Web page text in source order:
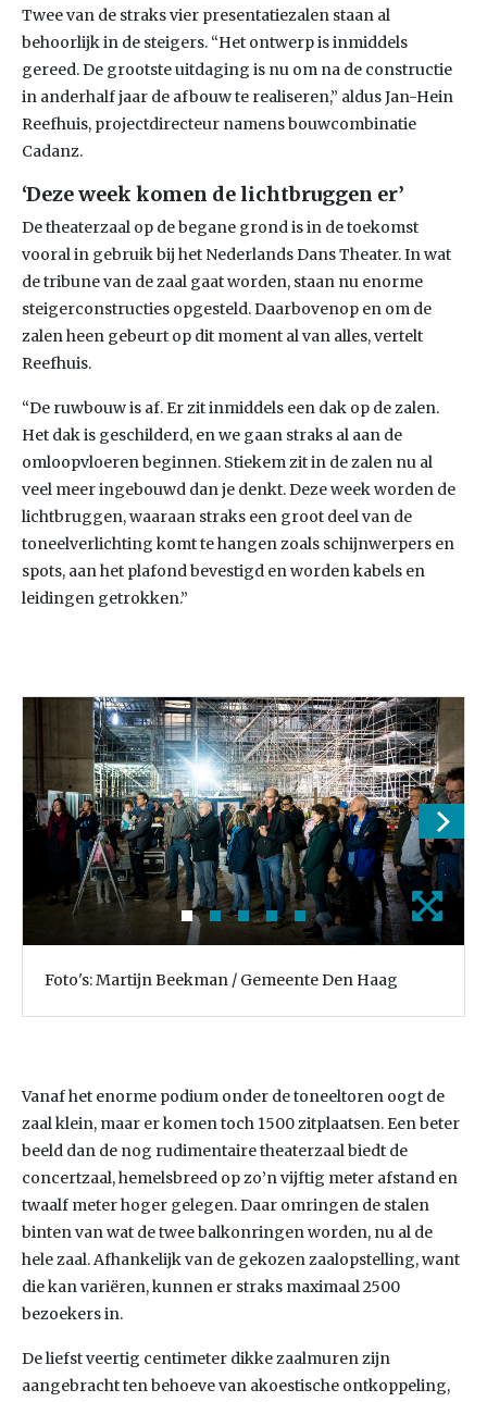
Twee van de straks vier presentatiezalen staan al
behoorlijk in de steigers. “Het ontwerp is inmiddels
gereed. De grootste uitdaging is nu om na de constructie
in anderhalf jaar de afbouw te realiseren,” aldus Jan-Hein
Reefhuis, projectdirecteur namens bouwcombinatie
Cadanz.
‘Deze week komen de lichtbruggen er’
De theaterzaal op de begane grond is in de toekomst
vooral in gebruik bij het Nederlands Dans Theater. In wat
de tribune van de zaal gaat worden, staan nu enorme
steigerconstructies opgesteld. Daarbovenop en om de
zalen heen gebeurt op dit moment al van alles, vertelt
Reefhuis.
“De ruwbouw is af. Er zit inmiddels een dak op de zalen.
Het dak is geschilderd, en we gaan straks al aan de
omloopvloeren beginnen. Stiekem zit in de zalen nu al
veel meer ingebouwd dan je denkt. Deze week worden de
lichtbruggen, waaraan straks een groot deel van de
toneelverlichting komt te hangen zoals schijnwerpers en
spots, aan het plafond bevestigd en worden kabels en
leidingen getrokken.”
Foto's: Martijn Beekman / Gemeente Den Haag
Vanaf het enorme podium onder de toneeltoren oogt de
zaal klein, maar er komen toch 1500 zitplaatsen. Een beter
beeld dan de nog rudimentaire theaterzaal biedt de
concertzaal, hemelsbreed op zo’n vijftig meter afstand en
twaalf meter hoger gelegen. Daar omringen de stalen
binten van wat de twee balkonringen worden, nu al de
hele zaal. Afhankelijk van de gekozen zaalopstelling, want
die kan variëren, kunnen er straks maximaal 2500
bezoekers in.
De liefst veertig centimeter dikke zaalmuren zijn
aangebracht ten behoeve van akoestische ontkoppeling,